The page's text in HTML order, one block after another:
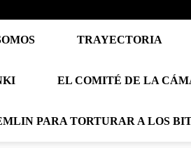
TRAYECTORIA
EL COMITÉ DE LA
PARA TORTURAR A LOS